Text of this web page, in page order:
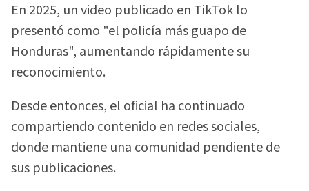
En 2025, un video publicado en TikTok lo
presentó como "el policía más guapo de
Honduras", aumentando rápidamente su
reconocimiento.
Desde entonces, el oficial ha continuado
compartiendo contenido en redes sociales,
donde mantiene una comunidad pendiente de
sus publicaciones.